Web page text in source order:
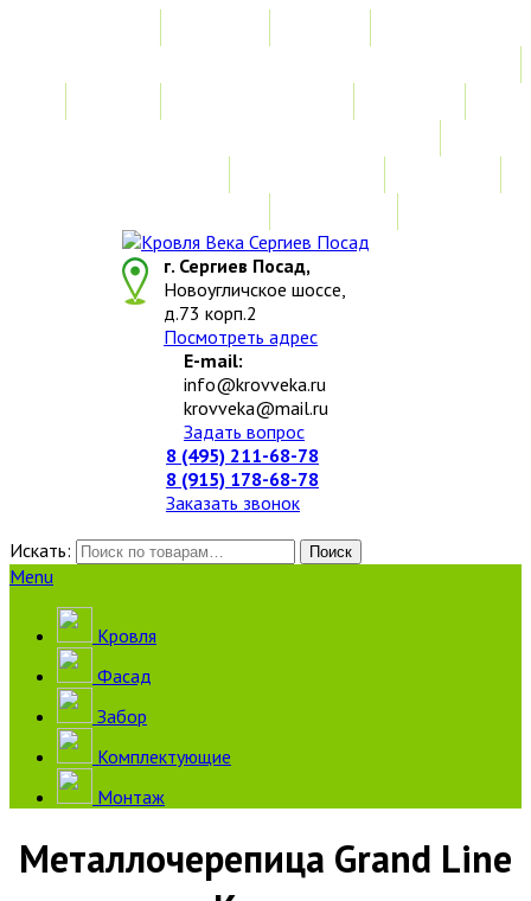
г. Сергиев Посад,
Новоугличское шоссе,
д.73 корп.2
Посмотреть адрес
E-mail:
info@krovveka.ru
krovveka@mail.ru
Задать вопрос
8 (495) 211-68-78
8 (915) 178-68-78
Заказать звонок
Искать:
Поиск
Menu
Кровля
Фасад
Забор
Комплектующие
Монтаж
Металлочерепица Grand Line